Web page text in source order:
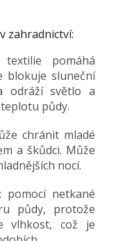
zahradnictví:
pomáhá
blokuje sluneční
odráží světlo a
půdy.
chránit mladé
a škůdci. Může
nocí.
pomocí netkané
půdy, protože
vlhkost, což je